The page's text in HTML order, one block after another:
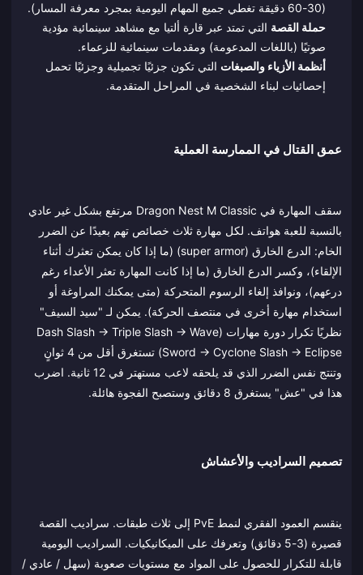
(30-60 دقيقة تغطي جميع المهام اليومية بمجرد معرفة المسار).
حملة القصة التي تمتد عبر قارة ألتيا مع مشاهد سينمائية مؤدية
صوتيًا (باللغات المدعومة) ومقدمات سينمائية للزعماء.
أنظمة الأزياء والصبغات التي تكون جزئيًا تجميلية وجزئيًا تحمل
إحصائيات لبناء الشخصية في المراحل المتقدمة.
عمق القتال في الممارسة العملية
سقف المهارة في Dragon Nest M Classic مرتفع بشكل غير عادي
بالنسبة للعبة هواتف. لكل مهارة ثلاث خصائص تهم بعيدًا عن الضرر
الخام: الدرع الخارق (super armor) (ما إذا كان يمكن تعثرك أثناء
الإلقاء)، وكسر الدرع الخارق (ما إذا كانت المهارة تعثر الأعداء رغم
درعهم)، ونوافذ إلغاء الرسوم المتحركة (متى يمكنك المراوغة أو
استخدام مهارة أخرى في منتصف الحركة). يمكن لـ "سيد السيف"
نظريًا تكرار دورة مهارات (Dash Slash → Triple Slash → Wave
Sword → Cyclone Slash → Eclipse) تستغرق أقل من 4 ثوانٍ
وتنتج نفس الضرر الذي قد يلحقه لاعب مستهتر في 12 ثانية. اضرب
هذا في "عش" يستغرق 8 دقائق وستصبح الفجوة هائلة.
تصميم السراديب والأعشاش
ينقسم العمود الفقري لنمط PvE إلى ثلاث طبقات. سراديب القصة
قصيرة (3-5 دقائق) وتعرفك على الميكانيكيات. السراديب اليومية
قابلة للتكرار للحصول على المواد مع مستويات صعوبة (سهل / عادي /